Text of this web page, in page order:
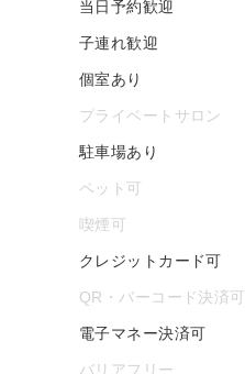
当日予約歓迎
子連れ歓迎
個室あり
プライベートサロン
駐車場あり
ペット可
喫煙可
クレジットカード可
QR・バーコード決済可
電子マネー決済可
バリアフリー